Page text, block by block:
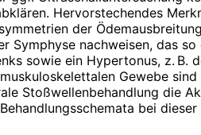
Hervorstechendes
der
Symphyse nachweisen, das
sowie ein Hypertonus, z.
Gewebe
Stoßwellenbehandlung die
bei